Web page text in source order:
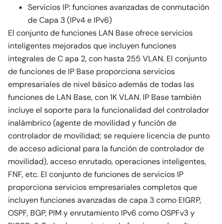
Servicios IP: funciones avanzadas de conmutación
de Capa 3 (IPv4 e IPv6)
El conjunto de funciones LAN Base ofrece servicios
inteligentes mejorados que incluyen funciones
integrales de C apa 2, con hasta 255 VLAN. El conjunto
de funciones de IP Base proporciona servicios
empresariales de nivel básico además de todas las
funciones de LAN Base, con 1K VLAN. IP Base también
incluye el soporte para la funcionalidad del controlador
inalámbrico (agente de movilidad y función de
controlador de movilidad; se requiere licencia de punto
de acceso adicional para la función de controlador de
movilidad), acceso enrutado, operaciones inteligentes,
FNF, etc. El conjunto de funciones de servicios IP
proporciona servicios empresariales completos que
incluyen funciones avanzadas de capa 3 como EIGRP,
OSPF, BGP, PIM y enrutamiento IPv6 como OSPFv3 y